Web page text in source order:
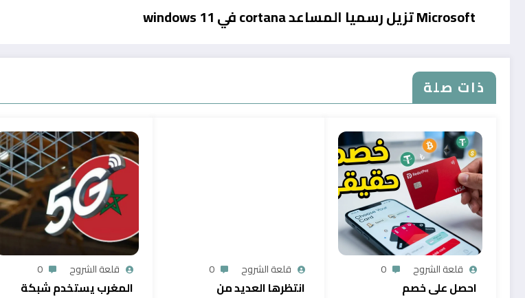
Microsoft تزيل رسميا المساعد cortana في windows 11
ذات صلة
قلعة الشروح 0
احصل على خصم
قلعة الشروح 0
انتظرها العديد من
قلعة الشروح 0
المغرب يستخدم شبكة